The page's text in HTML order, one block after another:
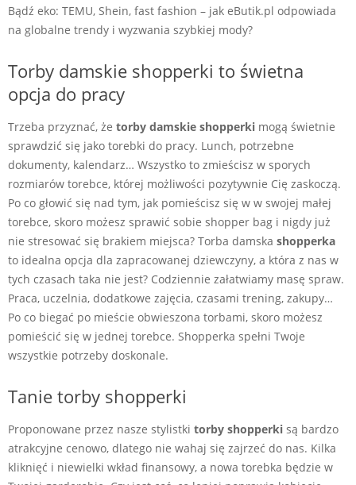
Bądź eko: TEMU, Shein, fast fashion – jak eButik.pl odpowiada
na globalne trendy i wyzwania szybkiej mody?
Torby damskie shopperki to świetna
opcja do pracy
Trzeba przyznać, że torby damskie shopperki mogą świetnie
sprawdzić się jako torebki do pracy. Lunch, potrzebne
dokumenty, kalendarz… Wszystko to zmieścisz w sporych
rozmiarów torebce, której możliwości pozytywnie Cię zaskoczą.
Po co głowić się nad tym, jak pomieścisz się w w swojej małej
torebce, skoro możesz sprawić sobie shopper bag i nigdy już
nie stresować się brakiem miejsca? Torba damska shopperka
to idealna opcja dla zapracowanej dziewczyny, a która z nas w
tych czasach taka nie jest? Codziennie załatwiamy masę spraw.
Praca, uczelnia, dodatkowe zajęcia, czasami trening, zakupy…
Po co biegać po mieście obwieszona torbami, skoro możesz
pomieścić się w jednej torebce. Shopperka spełni Twoje
wszystkie potrzeby doskonale.
Tanie torby shopperki
Proponowane przez nasze stylistki torby shopperki są bardzo
atrakcyjne cenowo, dlatego nie wahaj się zajrzeć do nas. Kilka
kliknięć i niewielki wkład finansowy, a nowa torebka będzie w